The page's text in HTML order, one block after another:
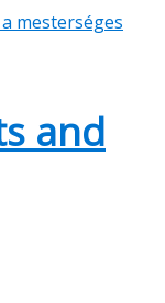
mesterséges
and